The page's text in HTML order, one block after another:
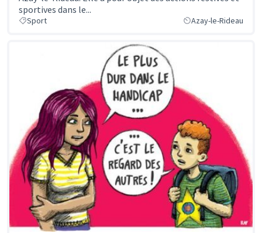
sportives dans le...
Sport Azay-le-Rideau